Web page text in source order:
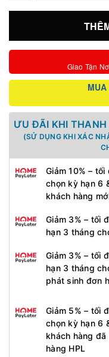
Giao Tận
ƯU ĐÃI KHI THANH
(SỬ DỤNG KHI XÁC
Giảm 10% –
chọn kỳ hạn 6
khách hàng
Giảm 3% – tối
hạn 3 tháng
Giảm 3% – tối
hạn 3 tháng
phát sinh đơn
Giảm 5% – tối
chọn kỳ hạn 6
khách hàng
hàng HPL